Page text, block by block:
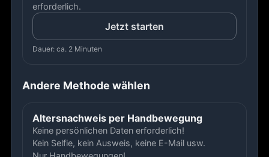
erforderlich.
Jetzt starten
Dauer: ca. 2 Minuten
Andere Methode wählen
Altersnachweis per Handbewegung
Keine persönlichen Daten erforderlich!
Kein Selfie, kein Ausweis, keine E-Mail usw.